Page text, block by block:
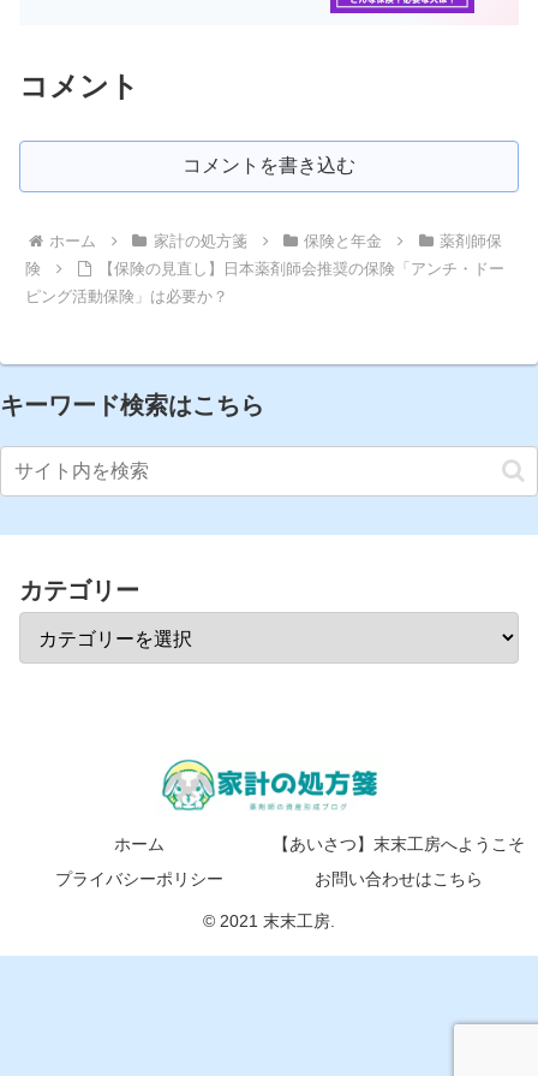
コメント
コメントを書き込む
ホーム 家計の処方箋 保険と年金
薬剤師保
険
【保険の見直し】日本薬剤師会推奨の保険「アンチ・ドー
ピング活動保険」は必要か？
キーワード検索はこちら
カテゴリー
ホーム
【あいさつ】末末工房へようこそ
プライバシーポリシー
お問い合わせはこちら
© 2021 末末工房.